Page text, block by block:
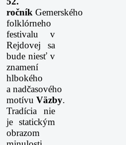
ročník Gemerského
folklórneho
festivalu v
Rejdovej sa
bude niesť v
znamení
hlbokého
a nadčasového
motívu Väzby.
Tradícia nie
je statickým
obrazom